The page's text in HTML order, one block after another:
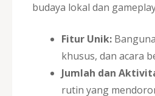
budaya lokal dan
Fitur Unik:
khusus, dan acara
Jumlah dan
rutin yang